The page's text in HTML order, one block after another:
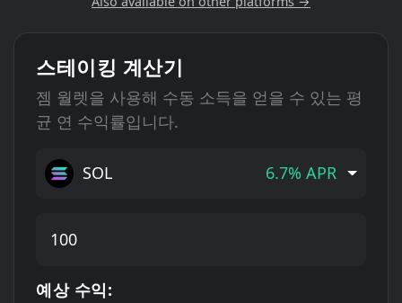
스테이킹 계산기
젬 월렛을 사용해 수동 소득을 얻을 수 있는 평
균 연 수익률입니다.
SOL 6.7% APR
예상 수익: